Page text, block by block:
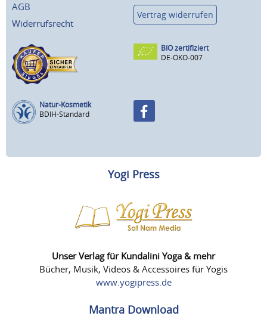
AGB
Widerrufsrecht
Vertrag widerrufen
BIO zertifiziert
DE-ÖKO-007
Natur-Kosmetik
BDIH-Standard
Yogi Press
Unser Verlag für Kundalini Yoga & mehr
Bücher, Musik, Videos & Accessoires für Yogis
www.yogipress.de
Mantra Download